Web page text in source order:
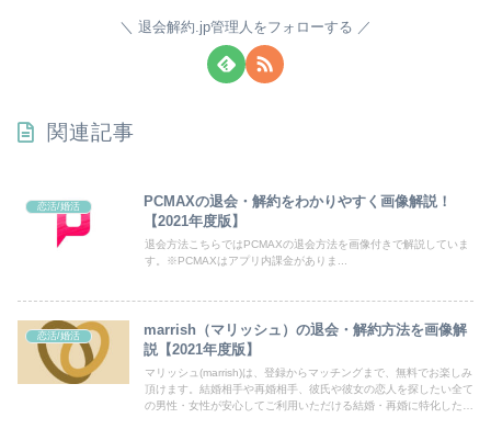
退会解約.jp管理人をフォローする
関連記事
恋活/婚活
PCMAXの退会・解約をわかりやすく画像解説！
【2021年度版】
退会方法こちらではPCMAXの退会方法を画像付きで解説していま
す。※PCMAXはアプリ内課金がありま...
恋活/婚活
marrish（マリッシュ）の退会・解約方法を画像解
説【2021年度版】
マリッシュ(marrish)は、登録からマッチングまで、無料でお楽しみ
頂けます。結婚相手や再婚相手、彼氏や彼女の恋人を探したい全て
の男性・女性が安心してご利用いただける結婚・再婚に特化した婚